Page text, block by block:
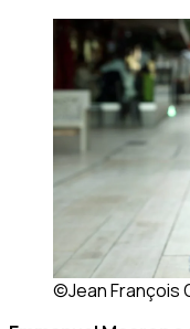
©Jean François